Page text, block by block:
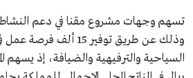
تسهم وجهات مشروع مقنا في دعم النشاط
وذلك عن طريق توفير 15